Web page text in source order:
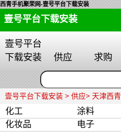
西青手机聚荣网-壹号平台下载安装
壹号平台下载安装
壹号平台
下载安装
供应 求购
壹号平台下载安装> 供应> 天津西青
化工 涂料
化妆品
电子